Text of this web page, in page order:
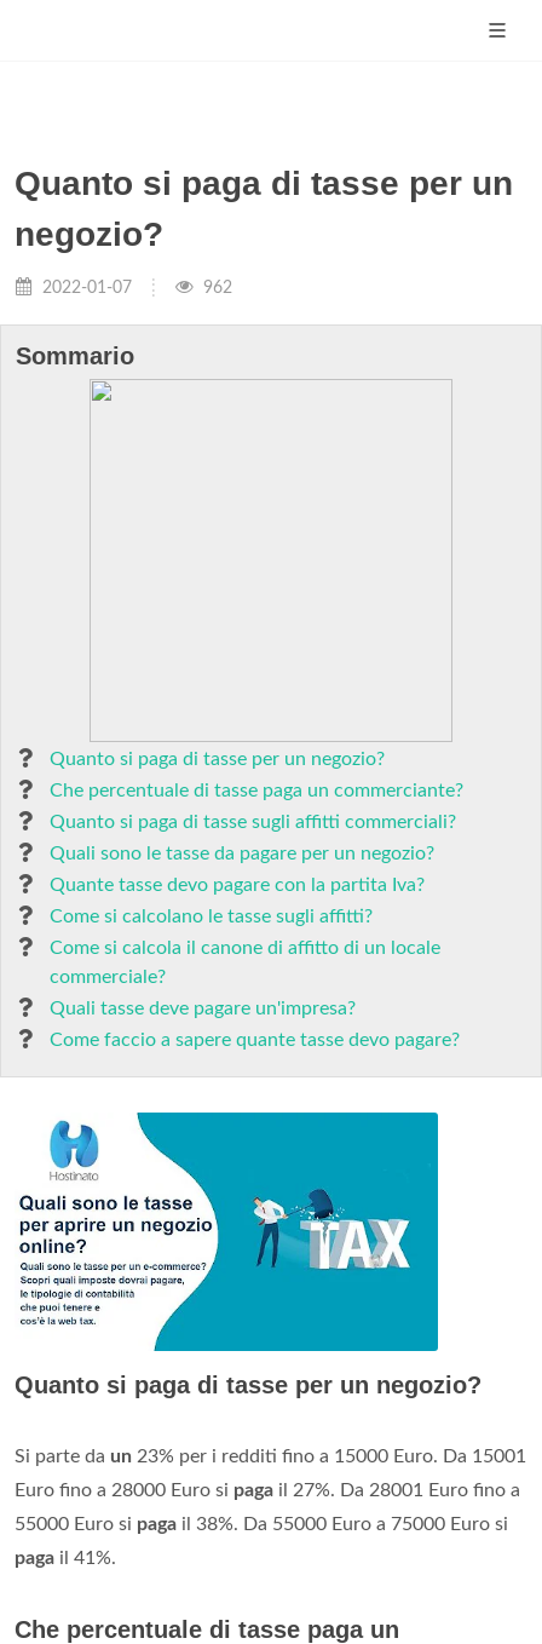
Quanto si paga di tasse per un
negozio?
2022-01-07 962
Sommario
Quanto si paga di tasse per un negozio?
Che percentuale di tasse paga un commerciante?
Quanto si paga di tasse sugli affitti commerciali?
Quali sono le tasse da pagare per un negozio?
Quante tasse devo pagare con la partita Iva?
Come si calcolano le tasse sugli affitti?
Come si calcola il canone di affitto di un locale
commerciale?
Quali tasse deve pagare un'impresa?
Come faccio a sapere quante tasse devo pagare?
Quanto si paga di tasse per un negozio?
Si parte da un 23% per i redditi fino a 15000 Euro. Da 15001
Euro fino a 28000 Euro si paga il 27%. Da 28001 Euro fino a
55000 Euro si paga il 38%. Da 55000 Euro a 75000 Euro si
paga il 41%.
Che percentuale di tasse paga un